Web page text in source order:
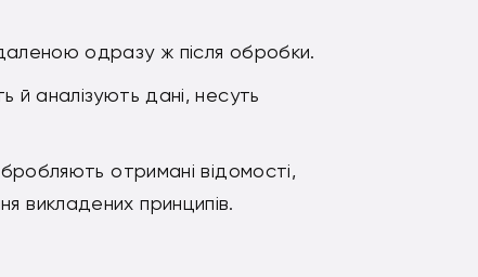
одразу ж після обробки.
й аналізують дані, несуть
отримані відомості,
викладених принципів.